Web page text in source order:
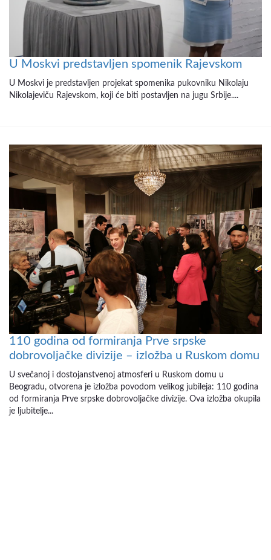
U Moskvi predstavljen spomenik Rajevskom
U Moskvi je predstavljen projekat spomenika pukovniku Nikolaju
Nikolajeviču Rajevskom, koji će biti postavljen na jugu Srbije....
110 godina od formiranja Prve srpske
dobrovoljačke divizije – izložba u Ruskom domu
U svečanoj i dostojanstvenoj atmosferi u Ruskom domu u
Beogradu, otvorena je izložba povodom velikog jubileja: 110 godina
od formiranja Prve srpske dobrovoljačke divizije. Ova izložba okupila
je ljubitelje...